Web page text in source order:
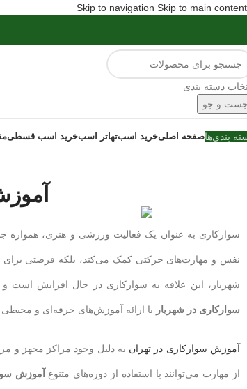
Skip to navigation Skip to main content
دسته بندی
و جو
بندی‌هاصفحه اصلیخرید اسبتهاتر اسبخرید اسب قسطی
سوارکاری به عنوان یک فعالیت ورزشی و هنری،
نفس و مهارت‌های حرکتی کمک می‌کند، بلکه فرصتی برای
شهریار، این علاقه به سوارکاری در حال افزایش است و
سوارکاری در شهریار با ارائه آموزش‌های حرفه‌ای و محیطی
آموزش سوارکاری در تهران به دلیل وجود مراکز مجهز و
از مهارت می‌توانند با استفاده از دوره‌های متنوع آموزش